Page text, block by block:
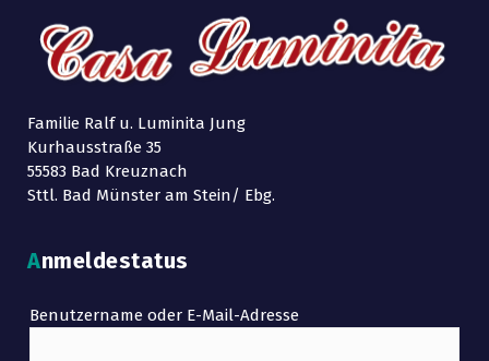
Familie Ralf u. Luminita Jung
Kurhausstraße 35
55583 Bad Kreuznach
Sttl. Bad Münster am Stein/ Ebg.
Anmeldestatus
Benutzername oder E-Mail-Adresse